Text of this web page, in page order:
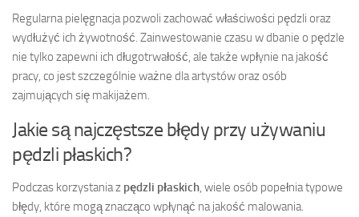
Regularna pielęgnacja pozwoli zachować właściwości pędzli oraz
wydłużyć ich żywotność. Zainwestowanie czasu w dbanie o pędzle
nie tylko zapewni ich długotrwałość, ale także wpłynie na jakość
pracy, co jest szczególnie ważne dla artystów oraz osób
zajmujących się makijażem.
Jakie są najczęstsze błędy przy używaniu
pędzli płaskich?
Podczas korzystania z pędzli płaskich, wiele osób popełnia typowe
błędy, które mogą znacząco wpłynąć na jakość malowania.